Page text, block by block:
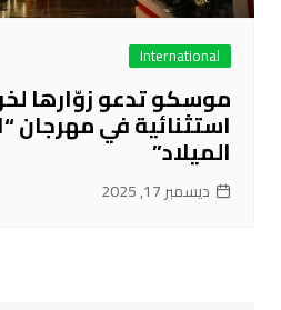
International
موسكو تدعو زوّارها
استثنائية في مهرجان
الميلاد”
ديسمبر 17, 2025